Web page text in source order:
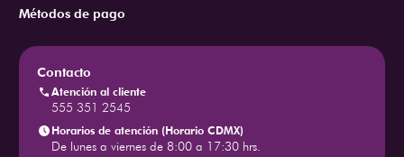
Métodos de pago
Contacto
Atención al cliente
555 351 2545
Horarios de atención (Horario CDMX)
De lunes a viernes de 8:00 a 17:30 hrs.